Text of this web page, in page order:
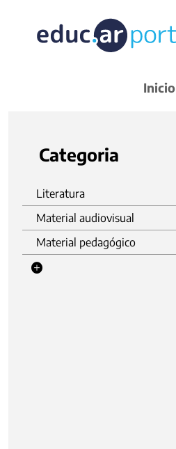
Inicio
Categoria
Literatura
Material audiovisual
Material pedagógico